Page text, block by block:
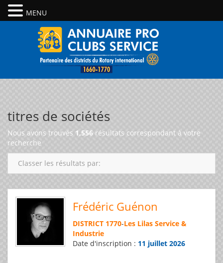
titres de sociétés
Nous avons trouvés 1,556 résultats correspondant à votre
recherche
Classer les résultats par:
Frédéric Guénon
DISTRICT 1770-Les Lilas Service &
Industrie
Date d'inscription : 11 juillet 2026
MENU